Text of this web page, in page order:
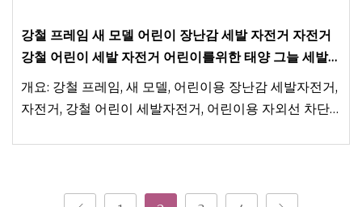
강철 프레임 새 모델 어린이 장난감 세발 자전거 자전거
강철 어린이 세발 자전거 어린이를위한 태양 그늘 세발
자전거 유아 푸시 자전거 3 바퀴 유아 자전거
개요: 강철 프레임, 새 모델, 어린이용 장난감 세발자전거,
자전거, 강철 어린이 세발자전거, 어린이용 자외선 차단